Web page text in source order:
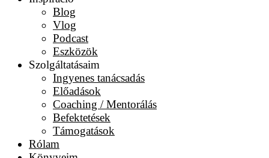
Blog
Vlog
Podcast
Eszközök
Szolgáltatásaim
Ingyenes tanácsadás
Előadások
Coaching / Mentorálás
Befektetések
Támogatások
Rólam